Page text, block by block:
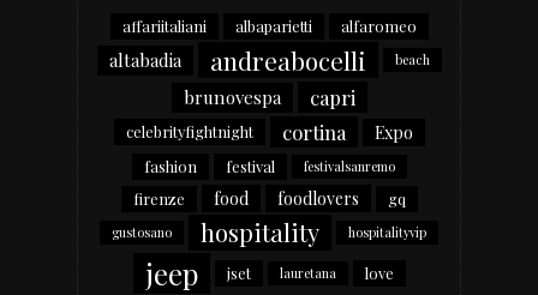
affariitaliani albaparietti alfaromeo
altabadia andreabocelli beach
brunovespa capri
celebrityfightnight cortina Expo
fashion festival festivalsanremo
firenze food foodlovers gq
gustosano hospitality hospitalityvip
jeep jset lauretana love